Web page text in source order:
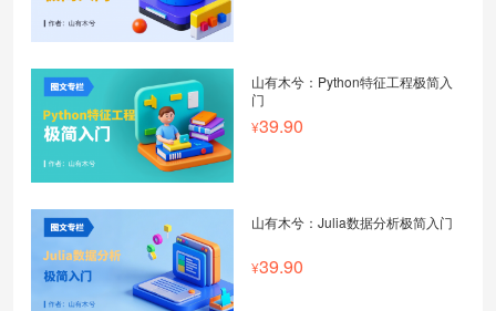
山有木兮：Python特征工程极简入
门
39.90
山有木兮：Julia数据分析极简入门
39.90